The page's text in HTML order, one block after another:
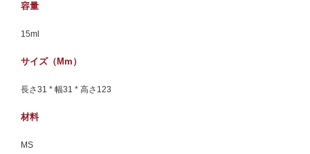
容量
15ml
サイズ（mm）
長さ31 * 幅31 * 高さ123
材料
MS